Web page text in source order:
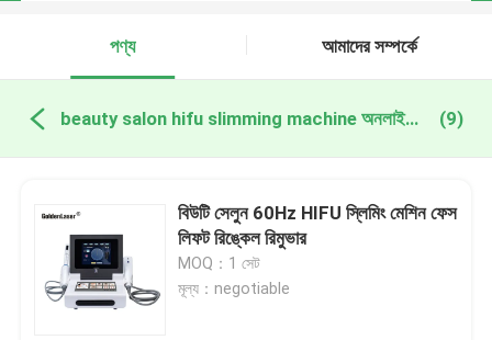
পণ্য আমাদের সম্পর্কে
beauty salon hifu slimming machine অনলাইন উত্পাদন (9)
বিউটি সেলুন 60Hz HIFU স্লিমিং মেশিন ফেস
লিফট রিঙ্কেল রিমুভার
MOQ：1 সেট
মূল্য：negotiable